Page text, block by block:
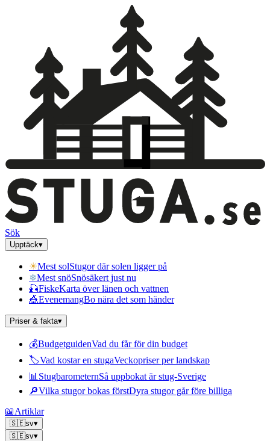
Sök
Upptäck▾
☀Mest solStugor där solen ligger på
❄Mest snöSnösäkert just nu
🎣FiskeKarta över länen och vattnen
🎪EvenemangBo nära det som händer
Priser & fakta▾
💰BudgetguidenVad du får för din budget
🏷Vad kostar en stugaVeckopriser per landskap
📊 StugbarometernSå uppbokat är stug-Sverige
🔎Vilka stugor bokas förstDyra stugor går före billiga
📖Artiklar
🇸🇪sv▾
🇸🇪sv▾